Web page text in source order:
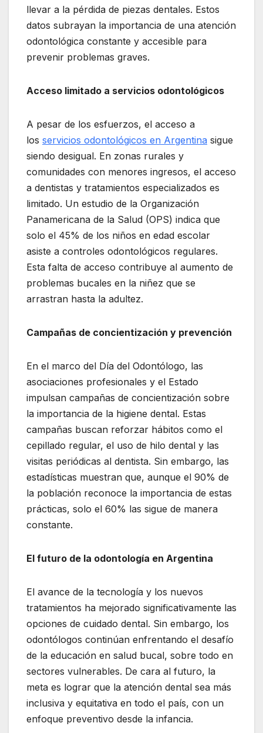
llevar a la pérdida de piezas dentales. Estos
datos subrayan la importancia de una atención
odontológica constante y accesible para
prevenir problemas graves.
Acceso limitado a servicios odontológicos
A pesar de los esfuerzos, el acceso a
los servicios odontológicos en Argentina sigue
siendo desigual. En zonas rurales y
comunidades con menores ingresos, el acceso
a dentistas y tratamientos especializados es
limitado. Un estudio de la Organización
Panamericana de la Salud (OPS) indica que
solo el 45% de los niños en edad escolar
asiste a controles odontológicos regulares.
Esta falta de acceso contribuye al aumento de
problemas bucales en la niñez que se
arrastran hasta la adultez.
Campañas de concientización y prevención
En el marco del Día del Odontólogo, las
asociaciones profesionales y el Estado
impulsan campañas de concientización sobre
la importancia de la higiene dental. Estas
campañas buscan reforzar hábitos como el
cepillado regular, el uso de hilo dental y las
visitas periódicas al dentista. Sin embargo, las
estadísticas muestran que, aunque el 90% de
la población reconoce la importancia de estas
prácticas, solo el 60% las sigue de manera
constante.
El futuro de la odontología en Argentina
El avance de la tecnología y los nuevos
tratamientos ha mejorado significativamente las
opciones de cuidado dental. Sin embargo, los
odontólogos continúan enfrentando el desafío
de la educación en salud bucal, sobre todo en
sectores vulnerables. De cara al futuro, la
meta es lograr que la atención dental sea más
inclusiva y equitativa en todo el país, con un
enfoque preventivo desde la infancia.